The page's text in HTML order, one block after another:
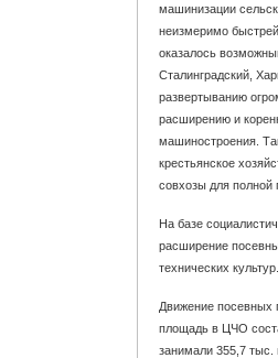
машинизации
неизмеримо
оказалось
Сталинградский,
развертыванию
расширению и
машиностроения.
крестьянское
совхозы для полной
На базе
расширение
технических культур.
Движение посевных
площадь в ЦЧО
занимали 355,7 тыс.